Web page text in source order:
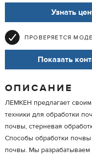
Узнать
ПРОВЕРЯЕТСЯ
Показать
ОПИСАНИЕ
ЛЕМКЕН предлагает
техники для обработки
почвы, стерневая
Способы обработки
почвы. Мы разрабатываем